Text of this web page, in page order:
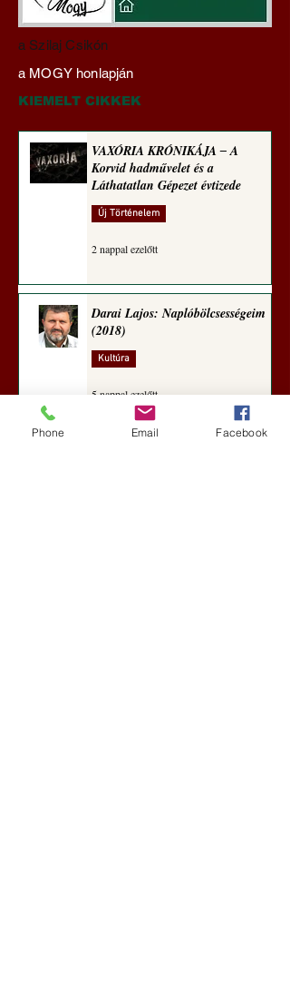
Darai Lajos:
Naplóbölcsességeim
(2023)
a Szilaj Csikón
a MOGY honlapján
KIEMELT CIKKEK
VAXÓRIA KRÓNIKÁJA ‒ A
Korvid hadművelet és a
Láthatatlan Gépezet évtizede
Új Történelem
2 nappal ezelőtt
Darai Lajos: Naplóbölcsességeim
(2018)
Kultúra
5 nappal ezelőtt
Phone Email Facebook